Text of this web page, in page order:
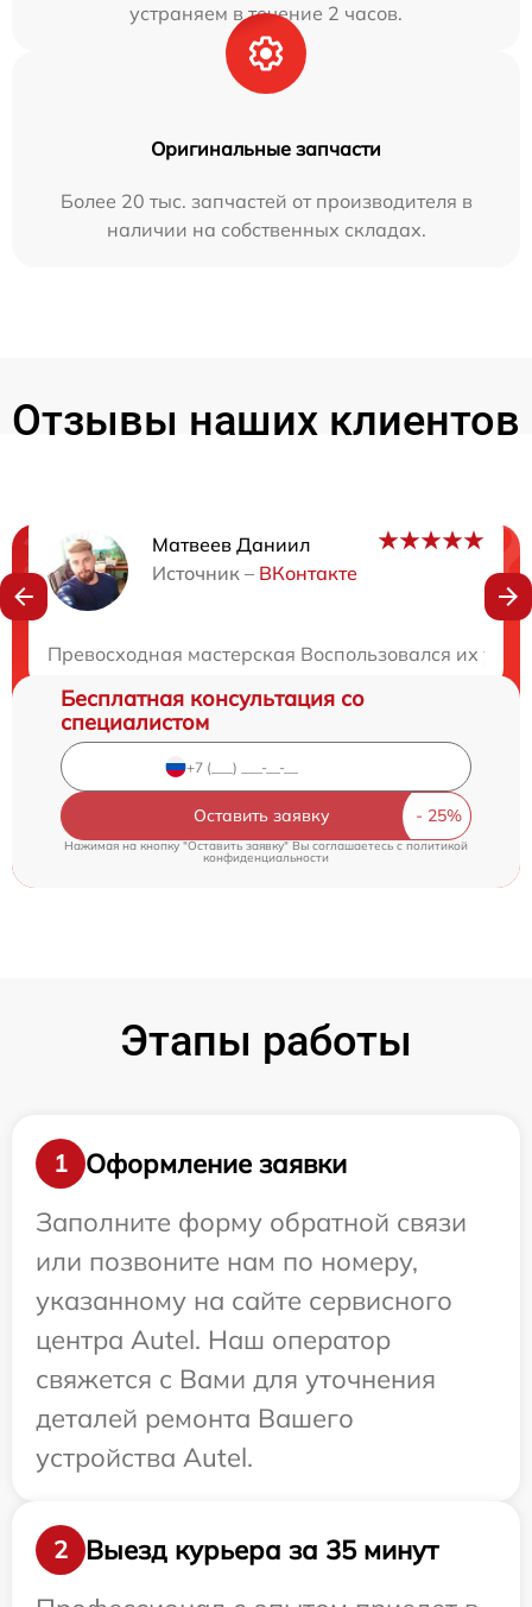
устраняем в течение 2 часов.
Оригинальные запчасти
Более 20 тыс. запчастей от производителя в
наличии на собственных складах.
Отзывы наших клиентов
Матвеев Даниил
Источник – ВКонтакте
Превосходная мастерская Воспользовался их
Нужна консультация?
Бесплатная консультация со
специалистом
Оставить заявку
Нажимая на кнопку "Оставить заявку" Вы соглашаетесь c политикой
конфиденциальности
Этапы работы
1
Оформление заявки
Заполните форму обратной связи
или позвоните нам по номеру,
указанному на сайте сервисного
центра Autel. Наш оператор
свяжется с Вами для уточнения
деталей ремонта Вашего
устройства Autel.
2
Выезд курьера за 35 минут